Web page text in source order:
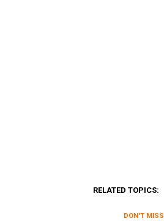
RELATED TOPICS:
DON'T MISS